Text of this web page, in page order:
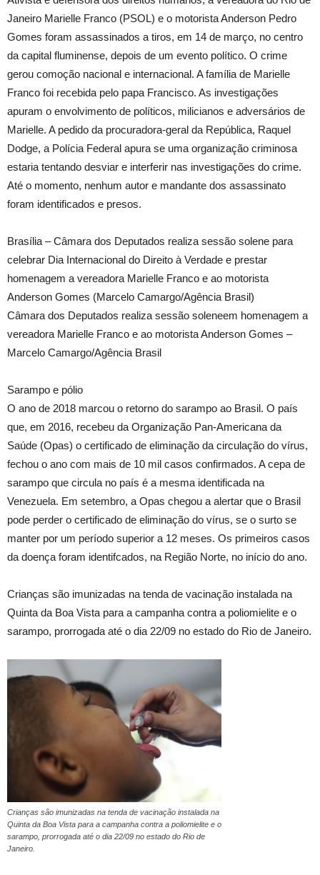
Janeiro Marielle Franco (PSOL) e o motorista Anderson Pedro
Gomes foram assassinados a tiros, em 14 de março, no centro
da capital fluminense, depois de um evento político. O crime
gerou comoção nacional e internacional. A família de Marielle
Franco foi recebida pelo papa Francisco. As investigações
apuram o envolvimento de políticos, milicianos e adversários de
Marielle. A pedido da procuradora-geral da República, Raquel
Dodge, a Polícia Federal apura se uma organização criminosa
estaria tentando desviar e interferir nas investigações do crime.
Até o momento, nenhum autor e mandante dos assassinato
foram identificados e presos.
Brasília – Câmara dos Deputados realiza sessão solene para
celebrar Dia Internacional do Direito à Verdade e prestar
homenagem a vereadora Marielle Franco e ao motorista
Anderson Gomes (Marcelo Camargo/Agência Brasil)
Câmara dos Deputados realiza sessão soleneem homenagem a
vereadora Marielle Franco e ao motorista Anderson Gomes –
Marcelo Camargo/Agência Brasil
Sarampo e pólio
O ano de 2018 marcou o retorno do sarampo ao Brasil. O país
que, em 2016, recebeu da Organização Pan-Americana da
Saúde (Opas) o certificado de eliminação da circulação do vírus,
fechou o ano com mais de 10 mil casos confirmados. A cepa de
sarampo que circula no país é a mesma identificada na
Venezuela. Em setembro, a Opas chegou a alertar que o Brasil
pode perder o certificado de eliminação do vírus, se o surto se
manter por um período superior a 12 meses. Os primeiros casos
da doença foram identifcados, na Região Norte, no início do ano.
Crianças são imunizadas na tenda de vacinação instalada na
Quinta da Boa Vista para a campanha contra a poliomielite e o
sarampo, prorrogada até o dia 22/09 no estado do Rio de Janeiro.
Crianças são imunizadas na tenda de vacinação instalada na
Quinta da Boa Vista para a campanha contra a poliomielite e o
sarampo, prorrogada até o dia 22/09 no estado do Rio de
Janeiro.